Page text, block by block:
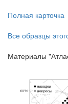
Полная карточка
Все образцы
Материалы